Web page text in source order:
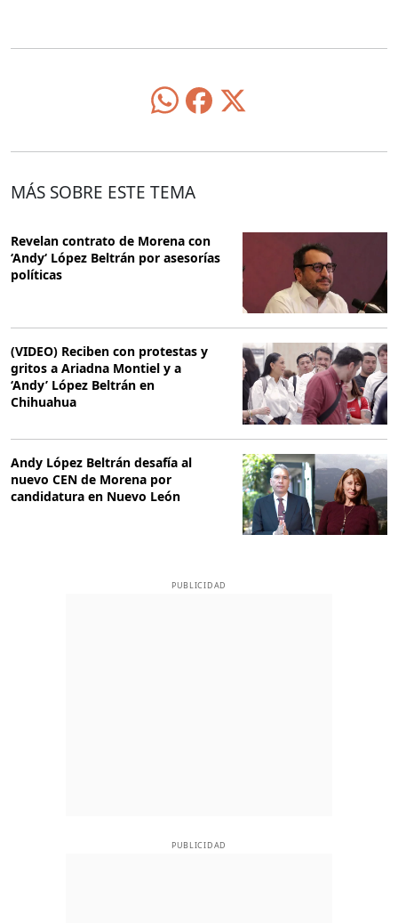
MÁS SOBRE ESTE TEMA
Revelan contrato de Morena con
‘Andy‘ López Beltrán por asesorías
políticas
(VIDEO) Reciben con protestas y
gritos a Ariadna Montiel y a
‘Andy’ López Beltrán en
Chihuahua
Andy López Beltrán desafía al
nuevo CEN de Morena por
candidatura en Nuevo León
PUBLICIDAD
PUBLICIDAD